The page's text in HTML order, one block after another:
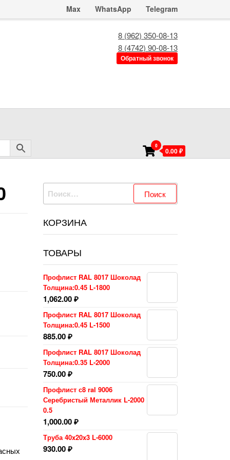
Max WhatsApp Telegram
8 (962) 350-08-13
8 (4742) 90-08-13
Обратный звонок
0
0.00 ₽
Найти:
КОРЗИНА
ТОВАРЫ
Профлист RAL 8017 Шоколад
Толщина:0.45 L-1800
1,062.00₽
Профлист RAL 8017 Шоколад
Толщина:0.45 L-1500
885.00₽
Профлист RAL 8017 Шоколад
Толщина:0.35 L-2000
750.00₽
Профлист с8 ral 9006
Серебристый Металлик L-2000
0.5
1,000.00₽
Труба 40x20x3 L-6000
930.00₽